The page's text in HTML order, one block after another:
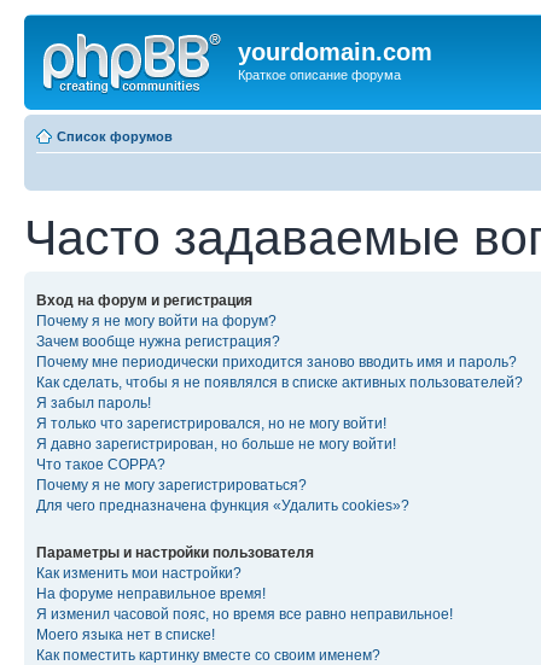
yourdomain.com
Краткое описание форума
Список форумов
Часто задаваемые
Вход на форум и регистрация
Почему я не могу войти на форум?
Зачем вообще нужна регистрация?
Почему мне периодически приходится заново вводить имя и пароль?
Как сделать, чтобы я не появлялся в списке активных пользователей?
Я забыл пароль!
Я только что зарегистрировался, но не могу войти!
Я давно зарегистрирован, но больше не могу войти!
Что такое COPPA?
Почему я не могу зарегистрироваться?
Для чего предназначена функция «Удалить cookies»?
Параметры и настройки пользователя
Как изменить мои настройки?
На форуме неправильное время!
Я изменил часовой пояс, но время все равно неправильное!
Моего языка нет в списке!
Как поместить картинку вместе со своим именем?